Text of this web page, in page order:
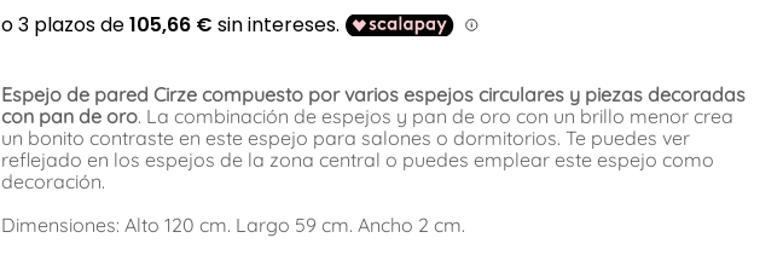
Espejo de pared Cirze compuesto por varios espejos circulares y piezas decoradas
con pan de oro. La combinación de espejos y pan de oro con un brillo menor crea
un bonito contraste en este espejo para salones o dormitorios. Te puedes ver
reflejado en los espejos de la zona central o puedes emplear este espejo como
decoración.
Dimensiones: Alto 120 cm. Largo 59 cm. Ancho 2 cm.